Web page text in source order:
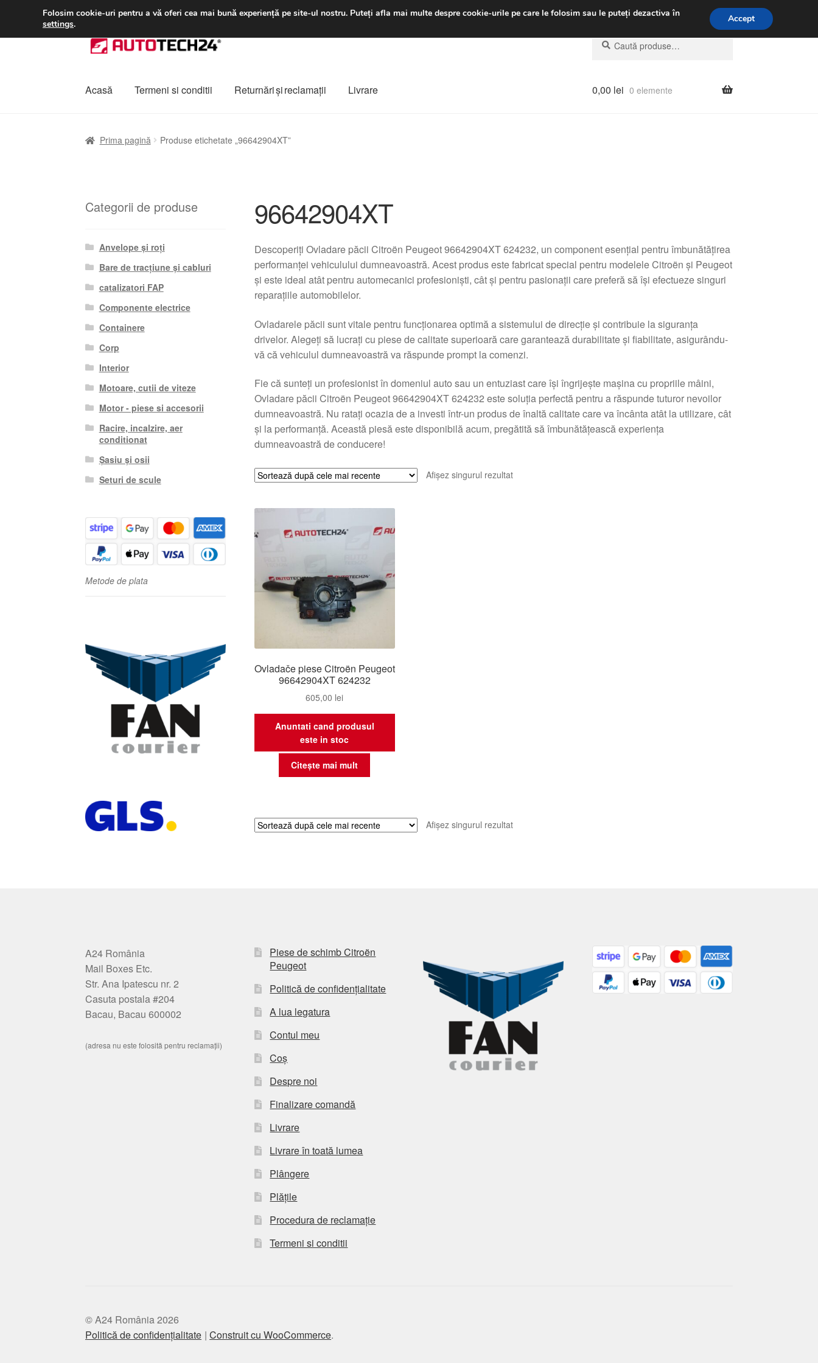
LIVRARE de la 33 lei luni-vineri 9 a.m. - 4 p.m.031 229 6816
Sari
la
Sari
la
Caută
după:
Caută
Acasă Termeni si conditii Returnări şi reclamații Livrare 0,00 lei 0 elemente
Prima pagină Produse etichetate „96642904XT”
96642904XT
Descoperiți Ovladare păcii Citroën Peugeot 96642904XT 624232, un component esențial pentru îmbunătățirea
performanței vehiculului dumneavoastră. Acest produs este fabricat special pentru modelele Citroën și Peugeot
și este ideal atât pentru automecanici profesioniști, cât și pentru pasionații care preferă să își efectueze singuri
reparațiile automobilelor.
Ovladarele păcii sunt vitale pentru funcționarea optimă a sistemului de direcție și contribuie la siguranța
drivelor. Alegeți să lucrați cu piese de calitate superioară care garantează durabilitate și fiabilitate, asigurându-
vă că vehiculul dumneavoastră va răspunde prompt la comenzi.
Fie că sunteți un profesionist în domeniul auto sau un entuziast care își îngrijește mașina cu propriile mâini,
Ovladare păcii Citroën Peugeot 96642904XT 624232 este soluția perfectă pentru a răspunde tuturor nevoilor
dumneavoastră. Nu ratați ocazia de a investi într-un produs de înaltă calitate care va încânta atât la utilizare, cât
și la performanță. Această piesă este disponibilă acum, pregătită să îmbunătățească experiența
dumneavoastră de conducere!
Afișez singurul rezultat
Ovladače piese Citroën Peugeot
96642904XT 624232
605,00 lei
Anuntati cand produsul
este in stoc
Citește mai mult
Afișez singurul rezultat
Categorii de produse
Anvelope și roți
Bare de tracțiune și cabluri
catalizatori FAP
Componente electrice
Containere
Corp
Interior
Motoare, cutii de viteze
Motor - piese si accesorii
Racire, incalzire, aer
conditionat
Șasiu și osii
Seturi de scule
Metode de plata
A24 România
Mail Boxes Etc.
Str. Ana Ipatescu nr. 2
Casuta postala #204
Bacau, Bacau 600002
(adresa nu este folosită pentru reclamații)
Piese de schimb Citroën
Peugeot
Politică de confidențialitate
A lua legatura
Contul meu
Coș
Despre noi
Finalizare comandă
Livrare
Livrare în toată lumea
Plângere
Plățile
Procedura de reclamație
Termeni si conditii
© A24 România 2026
Politică de confidențialitate Construit cu WooCommerce.
Folosim cookie-uri pentru a vă oferi cea mai bună experiență pe site-ul nostru. Puteți afla mai multe despre cookie-urile pe care le folosim sau le puteți dezactiva în
settings. Accept